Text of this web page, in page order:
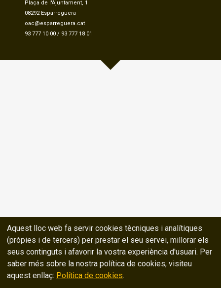
Plaça de l'Ajuntament, 1
08292 Esparreguera
oac@esparreguera.cat
93 777 10 00 / 93 777 18 01
Aquest lloc web fa servir cookies tècniques i analítiques
(pròpies i de tercers) per prestar el seu servei, millorar els
seus continguts i afavorir la vostra experiència d'usuari. Per
saber més sobre la nostra política de cookies, visiteu
aquest enllaç: Política de cookies.